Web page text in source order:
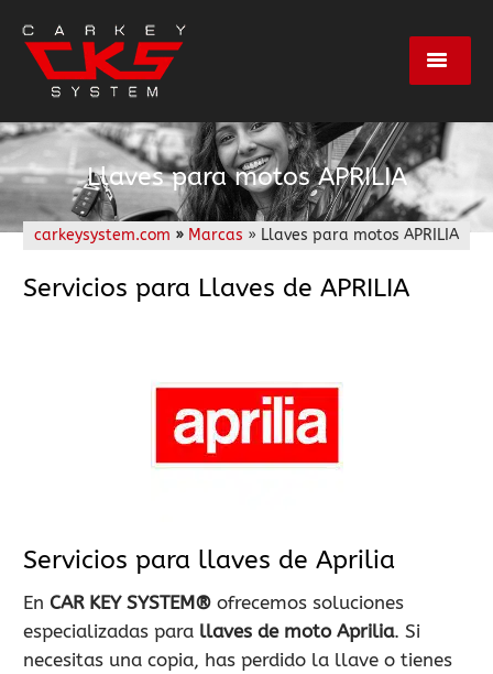
Servicios
Marcas
Centros
Contacto
Llaves para motos APRILIA
carkeysystem.com » Marcas » Llaves para motos APRILIA
Servicios para Llaves de APRILIA
Servicios para llaves de Aprilia
En CAR KEY SYSTEM® ofrecemos soluciones
especializadas para llaves de moto Aprilia. Si
necesitas una copia, has perdido la llave o tienes